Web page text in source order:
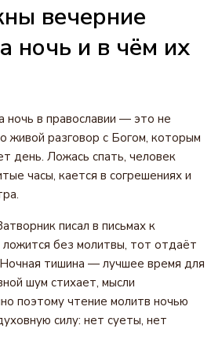
вечерние
ночь и в чём их
ночь в православии — это не
живой разговор с Богом, которым
день. Ложась спать, человек
часы, кается в согрешениях и
писал в письмах к
без молитвы, тот отдаёт
тишина — лучшее время для
шум стихает, мысли
поэтому чтение молитв ночью
силу: нет суеты, нет